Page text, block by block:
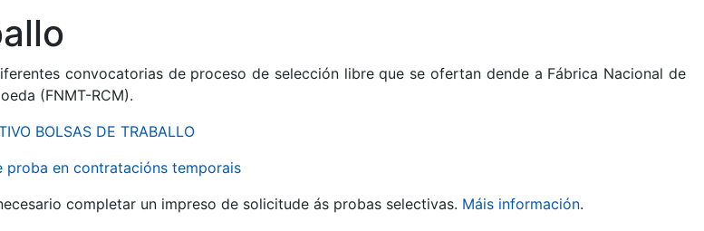
convocatorias de proceso de selección libre que se ofertan dende a Fábrica Nacional de
(FNMT-RCM).
BOLSAS DE TRABALLO
en contratacións temporais
completar un impreso de solicitude ás probas selectivas. Máis información.